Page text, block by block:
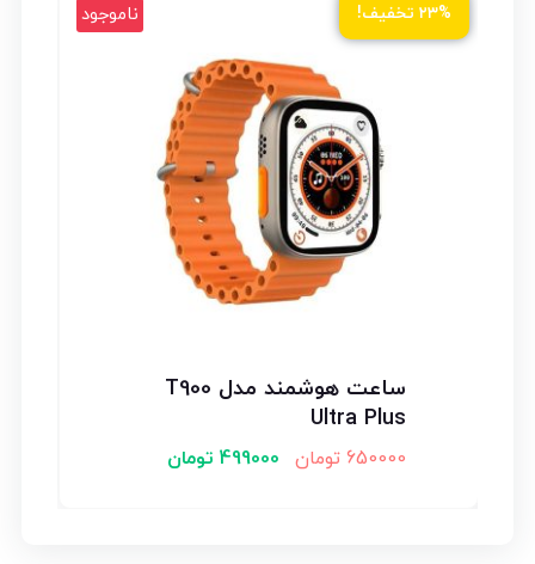
۲۳% تخفیف! ناموجود
ساعت هوشمند مدل T900
Ultra Plus
650000 تومان 499000 تومان